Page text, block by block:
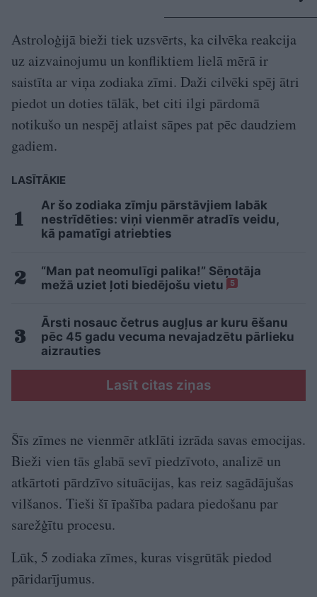
Astroloģijā bieži tiek uzsvērts, ka cilvēka reakcija
uz aizvainojumu un konfliktiem lielā mērā ir
saistīta ar viņa zodiaka zīmi. Daži cilvēki spēj ātri
piedot un doties tālāk, bet citi ilgi pārdomā
notikušo un nespēj atlaist sāpes pat pēc daudziem
gadiem.
LASĪTĀKIE
Ar šo zodiaka zīmju pārstāvjiem labāk
nestrīdēties: viņi vienmēr atradīs veidu,
kā pamatīgi atriebties
“Man pat neomulīgi palika!” Sēņotāja
mežā uziet ļoti biedējošu vietu
5
Ārsti nosauc četrus augļus ar kuru ēšanu
pēc 45 gadu vecuma nevajadzētu pārlieku
aizrauties
Lasīt citas ziņas
Šīs zīmes ne vienmēr atklāti izrāda savas emocijas.
Bieži vien tās glabā sevī piedzīvoto, analizē un
atkārtoti pārdzīvo situācijas, kas reiz sagādājušas
vilšanos. Tieši šī īpašība padara piedošanu par
sarežģītu procesu.
Lūk, 5 zodiaka zīmes, kuras visgrūtāk piedod
pāridarījumus.